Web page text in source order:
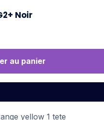
Noir
au panier